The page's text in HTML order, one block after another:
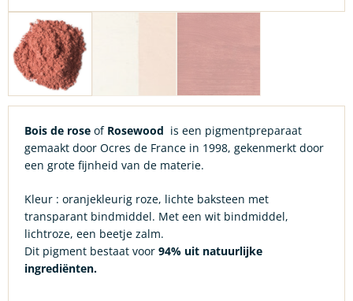
Bois de rose of Rosewood is een pigmentpreparaat
gemaakt door Ocres de France in 1998, gekenmerkt door
een grote fijnheid van de materie.
Kleur : oranjekleurig roze, lichte baksteen met
transparant bindmiddel. Met een wit bindmiddel,
lichtroze, een beetje zalm.
Dit pigment bestaat voor 94% uit natuurlijke
ingrediënten.